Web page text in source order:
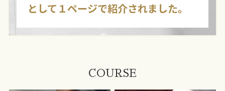
として１ページで紹介されました。
COURSE